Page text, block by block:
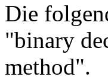
Die
"binary
method".